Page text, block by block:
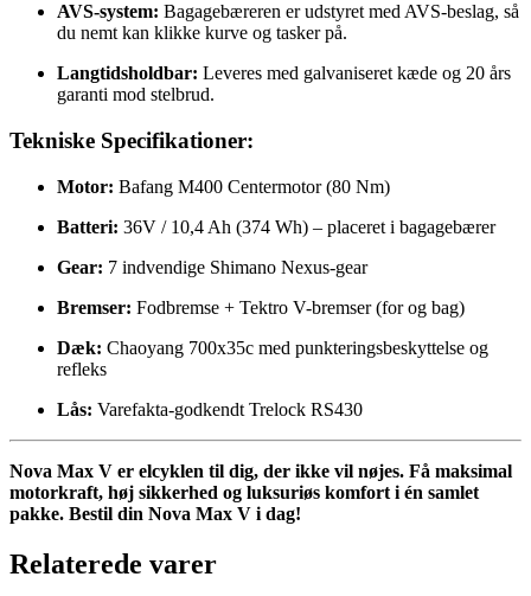
AVS-system: Bagagebæreren er udstyret med AVS-beslag, så
du nemt kan klikke kurve og tasker på.
Langtidsholdbar: Leveres med galvaniseret kæde og 20 års
garanti mod stelbrud.
Tekniske Specifikationer:
Motor: Bafang M400 Centermotor (80 Nm)
Batteri: 36V / 10,4 Ah (374 Wh) – placeret i bagagebærer
Gear: 7 indvendige Shimano Nexus-gear
Bremser: Fodbremse + Tektro V-bremser (for og bag)
Dæk: Chaoyang 700x35c med punkteringsbeskyttelse og
refleks
Lås: Varefakta-godkendt Trelock RS430
Nova Max V er elcyklen til dig, der ikke vil nøjes. Få maksimal
motorkraft, høj sikkerhed og luksuriøs komfort i én samlet
pakke. Bestil din Nova Max V i dag!
Relaterede varer